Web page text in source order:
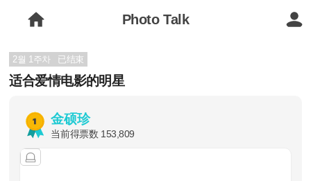
Photo Talk
2월 1주차 已结束
适合爱情电影的明星
金硕珍
当前得票数 153,809